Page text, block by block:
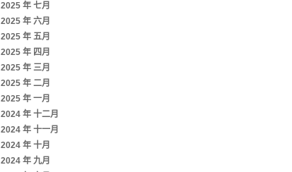
2025 年 七月
2025 年 六月
2025 年 五月
2025 年 四月
2025 年 三月
2025 年 二月
2025 年 一月
2024 年 十二月
2024 年 十一月
2024 年 十月
2024 年 九月